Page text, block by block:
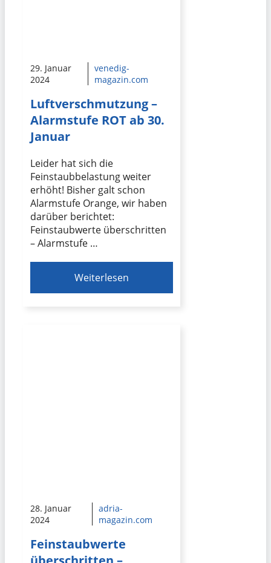
29. Januar
2024
venedig-
magazin.com
Luftverschmutzung –
Alarmstufe ROT ab 30.
Januar
Leider hat sich die
Feinstaubbelastung weiter
erhöht! Bisher galt schon
Alarmstufe Orange, wir haben
darüber berichtet:
Feinstaubwerte überschritten
– Alarmstufe …
Weiterlesen
28. Januar
2024
adria-
magazin.com
Feinstaubwerte